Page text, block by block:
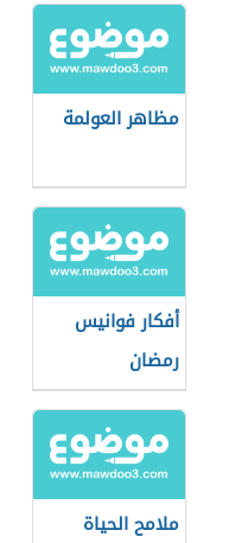
مظاهر العولمة
أفكار فوانيس
رمضان
ملامح الحياة